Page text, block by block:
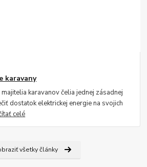
karavany
karavanov čelia jednej zásadnej
dostatok elektrickej energie na svojich
celé
všetky články